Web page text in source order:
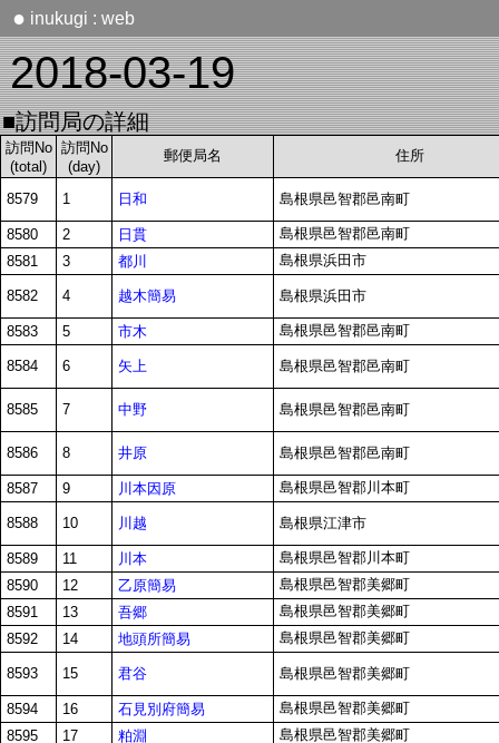
● inukugi : web
2018-03-19
■訪問局の詳細
訪問No
(total)
訪問No
(day)
郵便局名 住所
8579 1 日和 島根県邑智郡邑南町
8580 2 日貫
島根県邑智郡邑南町
8581
3 都川 島根県浜田市
8582 4 越木簡易 島根県浜田市
8583 5 市木 島根県邑智郡邑南町
8584 6 矢上 島根県邑智郡邑南町
8585 7 中野 島根県邑智郡邑南町
8586 8 井原 島根県邑智郡邑南町
8587 9 川本因原 島根県邑智郡川本町
8588 10 川越 島根県江津市
8589 11 川本
島根県邑智郡川本町
8590
12 乙原簡易
島根県邑智郡美郷町
8591
13 吾郷
島根県邑智郡美郷町
8592
14 地頭所簡易 島根県邑智郡美郷町
8593 15 君谷 島根県邑智郡美郷町
8594 16 石見別府簡易
島根県邑智郡美郷町
8595
17 粕淵
島根県邑智郡美郷町